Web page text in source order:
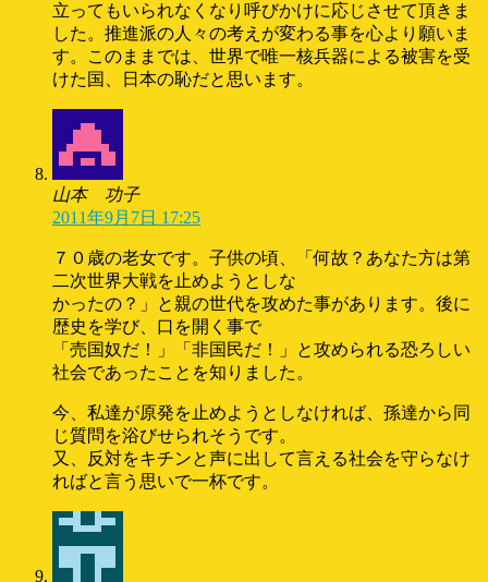
立ってもいられなくなり呼びかけに応じさせて頂きま
した。推進派の人々の考えが変わる事を心より願いま
す。このままでは、世界で唯一核兵器による被害を受
けた国、日本の恥だと思います。
山本 功子
2011年9月7日 17:25
７０歳の老女です。子供の頃、「何故？あなた方は第
二次世界大戦を止めようとしな
かったの？」と親の世代を攻めた事があります。後に
歴史を学び、口を開く事で
「売国奴だ！」「非国民だ！」と攻められる恐ろしい
社会であったことを知りました。
今、私達が原発を止めようとしなければ、孫達から同
じ質問を浴びせられそうです。
又、反対をキチンと声に出して言える社会を守らなけ
ればと言う思いで一杯です。